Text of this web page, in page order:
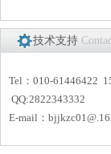
技术支持
Tel：010-61446422
QQ:2822343332
E-mail： bjjkzc01